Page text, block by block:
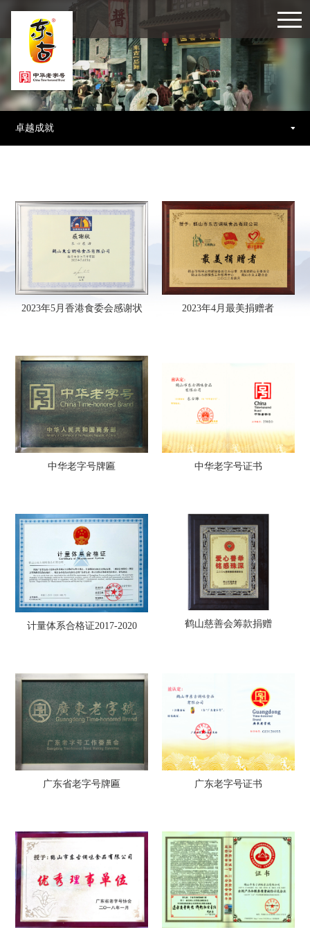
卓越成就
2023年5月香港食委会感谢状 2023年4月最美捐赠者
中华老字号牌匾 中华老字号证书
计量体系合格证2017-2020 鹤山慈善会筹款捐赠
广东省老字号牌匾 广东老字号证书